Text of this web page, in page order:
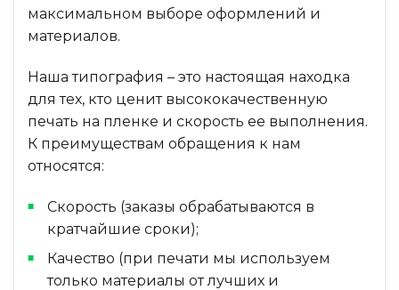
максимальном выборе оформлений и
материалов.
Наша типография – это настоящая находка
для тех, кто ценит высококачественную
печать на пленке и скорость ее выполнения.
К преимуществам обращения к нам
относятся:
Скорость (заказы обрабатываются в
кратчайшие сроки);
Качество (при печати мы используем
только материалы от лучших и